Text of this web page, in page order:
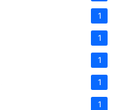
1
1
1
1
1